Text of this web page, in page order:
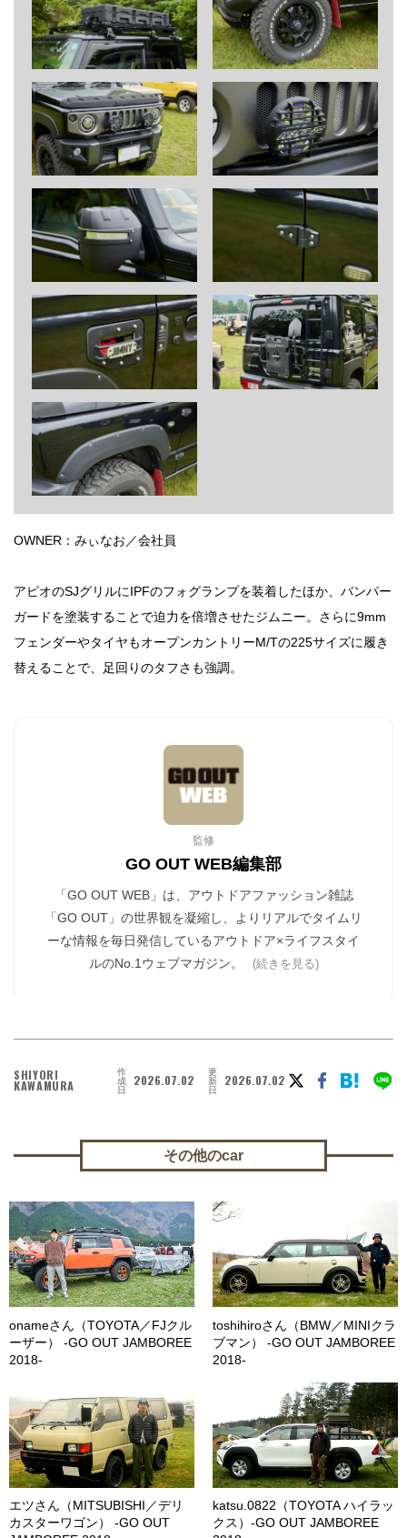
OWNER：みぃなお／会社員
アピオのSJグリルにIPFのフォグランプを装着したほか、バンパー
ガードを塗装することで迫力を倍増させたジムニー。さらに9mm
フェンダーやタイヤもオープンカントリーM/Tの225サイズに履き
替えることで、足回りのタフさも強調。
監修
GO OUT WEB編集部
「GO OUT WEB」は、アウトドアファッション雑誌
「GO OUT」の世界観を凝縮し、よりリアルでタイムリ
ーな情報を毎日発信しているアウトドア×ライフスタイ
ルのNo.1ウェブマガジン。
(続きを見る)
SHIYORI
KAWAMURA
作
成
日
2026.07.02 更
新
日
2026.07.02
その他のcar
onameさん（TOYOTA／FJクル
ーザー） -GO OUT JAMBOREE
2018-
toshihiroさん（BMW／MINIクラ
ブマン） -GO OUT JAMBOREE
2018-
エツさん（MITSUBISHI／デリ
カスターワゴン） -GO OUT
katsu.0822（TOYOTA ハイラッ
クス）-GO OUT JAMBOREE